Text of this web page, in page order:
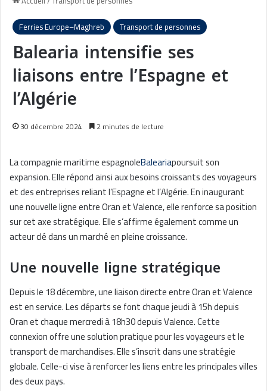
Ferries Europe–Maghreb
Transport de personnes
Balearia intensifie ses
liaisons entre l’Espagne et
l’Algérie
30 décembre 2024 2 minutes de lecture
La compagnie maritime espagnoleBaleariapoursuit son
expansion. Elle répond ainsi aux besoins croissants des voyageurs
et des entreprises reliant l’Espagne et l’Algérie. En inaugurant
une nouvelle ligne entre Oran et Valence, elle renforce sa position
sur cet axe stratégique. Elle s’affirme également comme un
acteur clé dans un marché en pleine croissance.
Une nouvelle ligne stratégique
Depuis le 18 décembre, une liaison directe entre Oran et Valence
est en service. Les départs se font chaque jeudi à 15h depuis
Oran et chaque mercredi à 18h30 depuis Valence. Cette
connexion offre une solution pratique pour les voyageurs et le
transport de marchandises. Elle s’inscrit dans une stratégie
globale. Celle-ci vise à renforcer les liens entre les principales villes
des deux pays.